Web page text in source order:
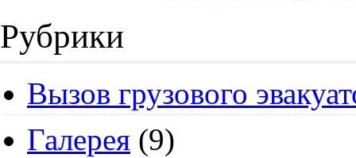
Рубрики
Вызов грузового
Галерея (9)